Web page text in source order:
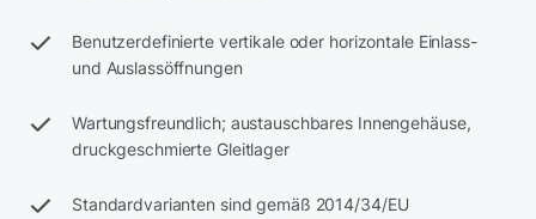
Benutzerdefinierte vertikale oder horizontale Einlass-
und Auslassöffnungen
Wartungsfreundlich; austauschbares Innengehäuse,
druckgeschmierte Gleitlager
Standardvarianten sind gemäß 2014/34/EU